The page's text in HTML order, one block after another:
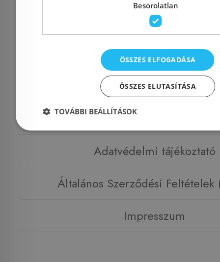
Információk
Házhozszállítás (1900 Ft-
Fizetés
Kapcsolat
Adatvédelmi tájékoztató
Általános Szerződési Feltételek
Impresszum
Besorolatlan
ÖSSZES ELFOGADÁSA
ÖSSZES ELUTASÍTÁSA
TOVÁBBI BEÁLLÍTÁSOK